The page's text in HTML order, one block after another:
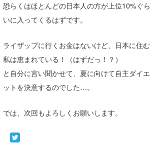
恐らくはほとんどの日本人の方が上位10%ぐら
いに入ってくるはずです。
ライザップに行くお金はないけど、日本に住む
私は恵まれている！（はずだっ！？）
と自分に言い聞かせて、夏に向けて自主ダイエ
ットを決意するのでした…。
では、次回もよろしくお願いします。
MIN
mitz
OYZ
S.K